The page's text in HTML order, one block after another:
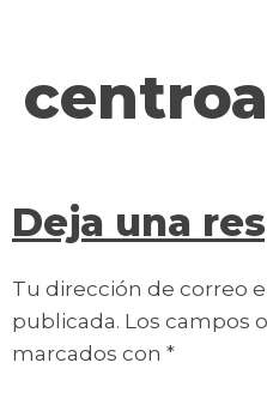
Deja una
Tu dirección de correo
publicada. Los campos
marcados con *